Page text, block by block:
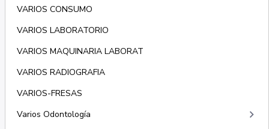
VARIOS CONSUMO
VARIOS LABORATORIO
VARIOS MAQUINARIA LABORAT
VARIOS RADIOGRAFIA
VARIOS-FRESAS
Varios Odontología
keyboard_arrow_right